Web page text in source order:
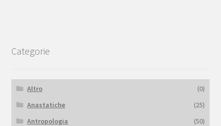
Categorie
Altro
(0)
Anastatiche
(25)
Antropologia
(50)